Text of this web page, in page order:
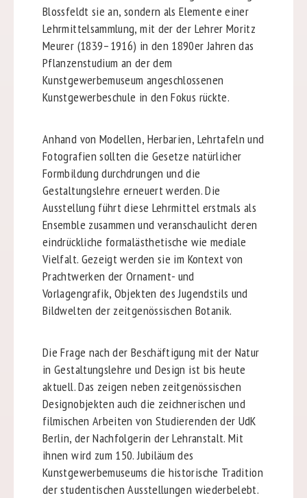
Blossfeldt sie an, sondern als Elemente einer
Lehrmittelsammlung, mit der der Lehrer Moritz
Meurer (1839–1916) in den 1890er Jahren das
Pflanzenstudium an der dem
Kunstgewerbemuseum angeschlossenen
Kunstgewerbeschule in den Fokus rückte.
Anhand von Modellen, Herbarien, Lehrtafeln und
Fotografien sollten die Gesetze natürlicher
Formbildung durchdrungen und die
Gestaltungslehre erneuert werden. Die
Ausstellung führt diese Lehrmittel erstmals als
Ensemble zusammen und veranschaulicht deren
eindrückliche formalästhetische wie mediale
Vielfalt. Gezeigt werden sie im Kontext von
Prachtwerken der Ornament- und
Vorlagengrafik, Objekten des Jugendstils und
Bildwelten der zeitgenössischen Botanik.
Die Frage nach der Beschäftigung mit der Natur
in Gestaltungslehre und Design ist bis heute
aktuell. Das zeigen neben zeitgenössischen
Designobjekten auch die zeichnerischen und
filmischen Arbeiten von Studierenden der UdK
Berlin, der Nachfolgerin der Lehranstalt. Mit
ihnen wird zum 150. Jubiläum des
Kunstgewerbemuseums die historische Tradition
der studentischen Ausstellungen wiederbelebt.